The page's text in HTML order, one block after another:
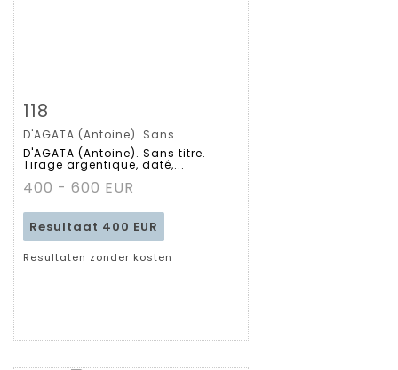
Gedetailleerde
fiche
118
D'AGATA (Antoine). Sans...
D'AGATA (Antoine). Sans titre.
Tirage argentique, daté,...
400 - 600 EUR
Resultaat 400 EUR
Resultaten zonder kosten